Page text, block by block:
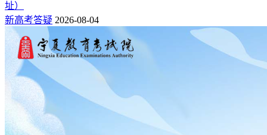
址）
新高考答疑 2026-08-04